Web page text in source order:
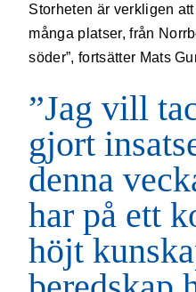
Storheten är verkligen
många platser, från
söder”, fortsätter Mats
”Jag vill
gjort
denna
har på ett
höjt